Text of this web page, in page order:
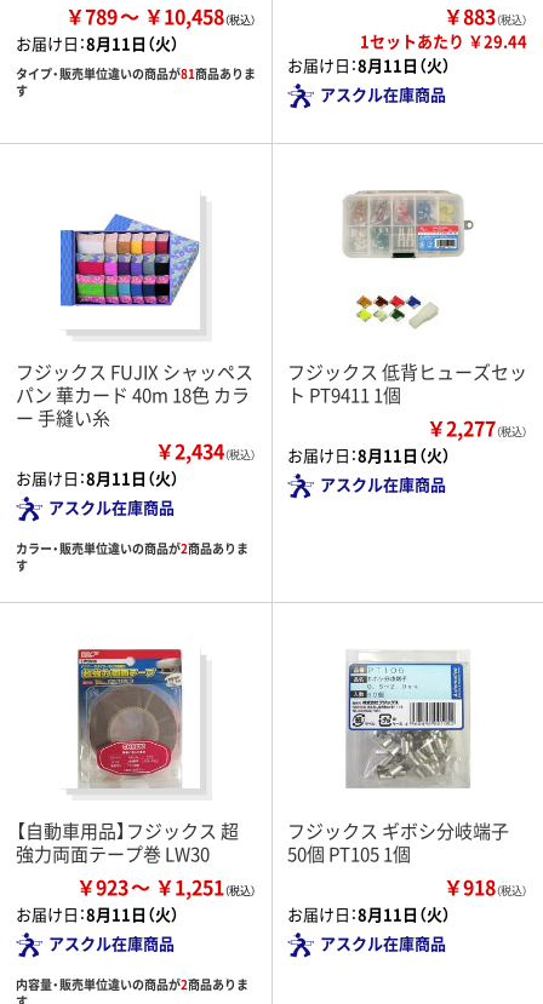
￥789 ￥10,458
お届け日：8月11日（火）
タイプ・販売単位違いの商品が81商品ありま
す
￥883（税込）
1セットあたり ￥29.44
お届け日：8月11日（火）
アスクル在庫商品
フジックス FUJIX シャッペス
パン 華カード 40m 18色 カラ
ー 手縫い糸
￥2,434（税込）
お届け日：8月11日（火）
アスクル在庫商品
カラー・販売単位違いの商品が2商品ありま
す
フジックス 低背ヒューズセッ
ト PT9411 1個
￥2,277（税込）
お届け日：8月11日（火）
アスクル在庫商品
【自動車用品】フジックス 超
強力両面テープ巻 LW30
￥923 ￥1,251
お届け日：8月11日（火）
アスクル在庫商品
内容量・販売単位違いの商品が2商品ありま
フジックス ギボシ分岐端子
50個 PT105 1個
￥918（税込）
お届け日：8月11日（火）
アスクル在庫商品